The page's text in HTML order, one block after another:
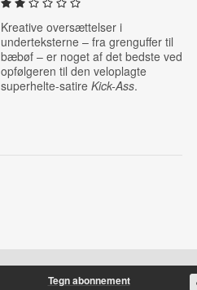
Kreative oversættelser i
underteksterne – fra grenguffer til
bæbøf – er noget af det bedste ved
opfølgeren til den veloplagte
superhelte-satire Kick-Ass.
Tegn abonnement